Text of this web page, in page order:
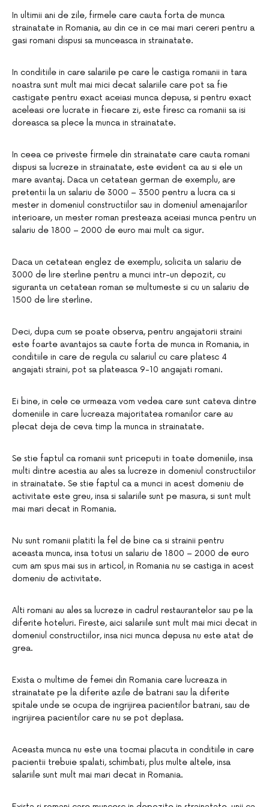
In ultimii ani de zile, firmele care cauta forta de munca
strainatate in Romania, au din ce in ce mai mari cereri pentru a
gasi romani dispusi sa munceasca in strainatate.
In conditiile in care salariile pe care le castiga romanii in tara
noastra sunt mult mai mici decat salariile care pot sa fie
castigate pentru exact aceiasi munca depusa, si pentru exact
aceleasi ore lucrate in fiecare zi, este firesc ca romanii sa isi
doreasca sa plece la munca in strainatate.
In ceea ce priveste firmele din strainatate care cauta romani
dispusi sa lucreze in strainatate, este evident ca au si ele un
mare avantaj. Daca un cetatean german de exemplu, are
pretentii la un salariu de 3000 – 3500 pentru a lucra ca si
mester in domeniul constructiilor sau in domeniul amenajarilor
interioare, un mester roman presteaza aceiasi munca pentru un
salariu de 1800 – 2000 de euro mai mult ca sigur.
Daca un cetatean englez de exemplu, solicita un salariu de
3000 de lire sterline pentru a munci intr-un depozit, cu
siguranta un cetatean roman se multumeste si cu un salariu de
1500 de lire sterline.
Deci, dupa cum se poate observa, pentru angajatorii straini
este foarte avantajos sa caute forta de munca in Romania, in
conditiile in care de regula cu salariul cu care platesc 4
angajati straini, pot sa plateasca 9-10 angajati romani.
Ei bine, in cele ce urmeaza vom vedea care sunt cateva dintre
domeniile in care lucreaza majoritatea romanilor care au
plecat deja de ceva timp la munca in strainatate.
Se stie faptul ca romanii sunt priceputi in toate domeniile, insa
multi dintre acestia au ales sa lucreze in domeniul constructiilor
in strainatate. Se stie faptul ca a munci in acest domeniu de
activitate este greu, insa si salariile sunt pe masura, si sunt mult
mai mari decat in Romania.
Nu sunt romanii platiti la fel de bine ca si strainii pentru
aceasta munca, insa totusi un salariu de 1800 – 2000 de euro
cum am spus mai sus in articol, in Romania nu se castiga in acest
domeniu de activitate.
Alti romani au ales sa lucreze in cadrul restaurantelor sau pe la
diferite hoteluri. Fireste, aici salariile sunt mult mai mici decat in
domeniul constructiilor, insa nici munca depusa nu este atat de
grea.
Exista o multime de femei din Romania care lucreaza in
strainatate pe la diferite azile de batrani sau la diferite
spitale unde se ocupa de ingrijirea pacientilor batrani, sau de
ingrijirea pacientilor care nu se pot deplasa.
Aceasta munca nu este una tocmai placuta in conditiile in care
pacientii trebuie spalati, schimbati, plus multe altele, insa
salariile sunt mult mai mari decat in Romania.